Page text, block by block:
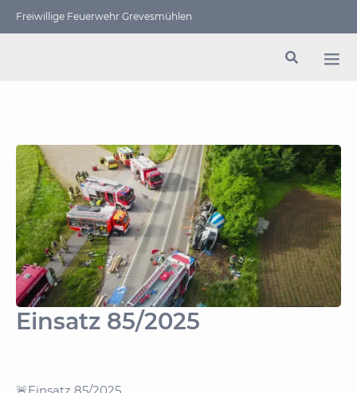
Freiwillige Feuerwehr Grevesmühlen
Einsatz 85/2025